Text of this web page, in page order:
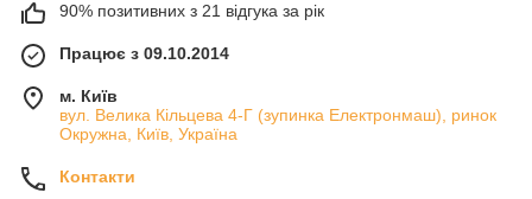
90% позитивних з 21 відгука за рік
Працює з 09.10.2014
м. Київ
вул. Велика Кільцева 4-Г (зупинка Електронмаш), ринок
Окружна, Київ, Україна
Контакти